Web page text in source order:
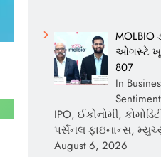
MOLBIO
ઓગસ્ટે
807
In
IPO, ઈકોનોમી,
પર્સનલ ફાઇનાન્સ,
August 6, 2026